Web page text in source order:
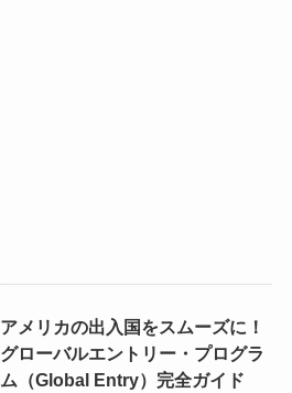
アメリカの出入国をスムーズに！
グローバルエントリー・プログラ
ム（Global Entry）完全ガイド